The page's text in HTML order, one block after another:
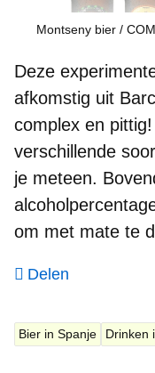
Montseny bier /
Deze
afkomstig uit
complex en
verschillende
je meteen.
om met mate te
Delen
Bier in Spanje Drinken